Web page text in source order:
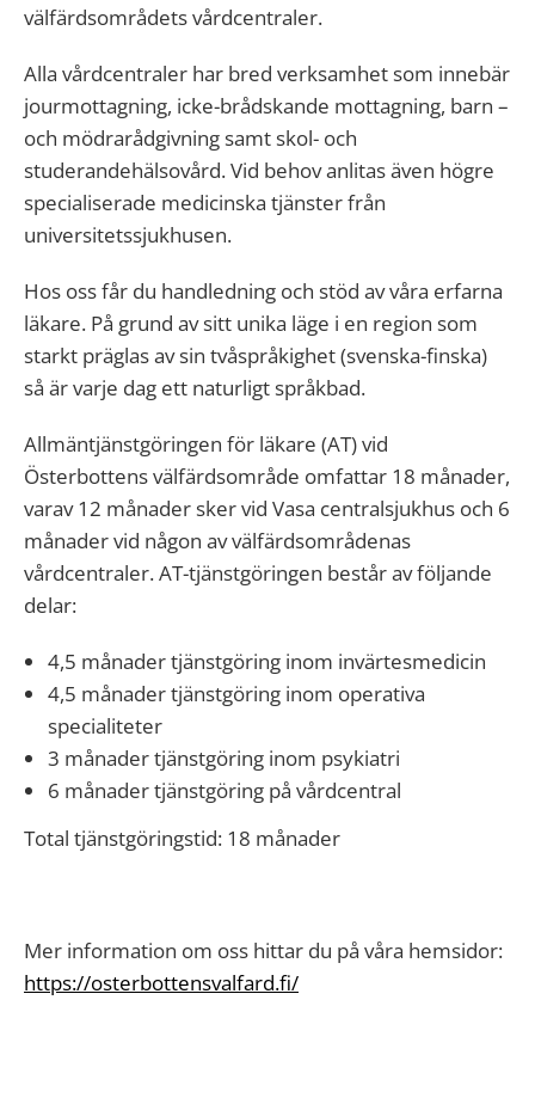
välfärdsområdets vårdcentraler.
Alla vårdcentraler har bred verksamhet som innebär
jourmottagning, icke-brådskande mottagning, barn –
och mödrarådgivning samt skol- och
studerandehälsovård. Vid behov anlitas även högre
specialiserade medicinska tjänster från
universitetssjukhusen.
Hos oss får du handledning och stöd av våra erfarna
läkare. På grund av sitt unika läge i en region som
starkt präglas av sin tvåspråkighet (svenska-finska)
så är varje dag ett naturligt språkbad.
Allmäntjänstgöringen för läkare (AT) vid
Österbottens välfärdsområde omfattar 18 månader,
varav 12 månader sker vid Vasa centralsjukhus och 6
månader vid någon av välfärdsområdenas
vårdcentraler. AT-tjänstgöringen består av följande
delar:
4,5 månader tjänstgöring inom invärtesmedicin
4,5 månader tjänstgöring inom operativa
specialiteter
3 månader tjänstgöring inom psykiatri
6 månader tjänstgöring på vårdcentral
Total tjänstgöringstid: 18 månader
Mer information om oss hittar du på våra hemsidor:
https://osterbottensvalfard.fi/